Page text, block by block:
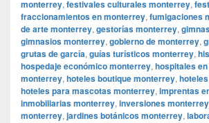
monterrey, festivales culturales monterrey,
fraccionamientos en monterrey, fumigaciones
de arte monterrey, gestorías monterrey,
gimnasios monterrey, gobierno de monterrey,
grutas de garcía, guías turísticos monterrey,
hospedaje económico monterrey, hospitales
monterrey, hoteles boutique monterrey,
hoteles para mascotas monterrey, imprentas
inmobiliarias monterrey, inversiones monterrey
monterrey, jardines botánicos monterrey,